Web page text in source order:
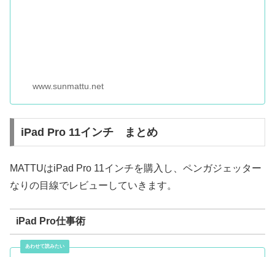
www.sunmattu.net
iPad Pro 11インチ まとめ
MATTUはiPad Pro 11インチを購入し、ペンガジェッター
なりの目線でレビューしていきます。
iPad Pro仕事術